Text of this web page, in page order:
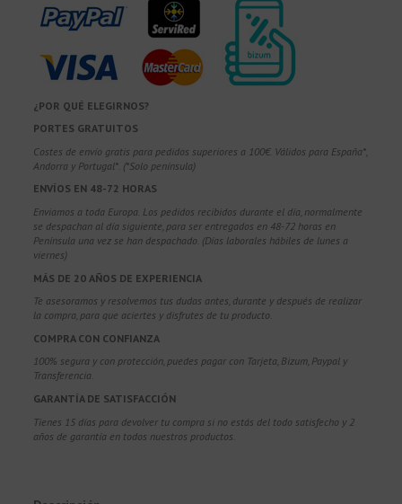
¿POR QUÉ ELEGIRNOS?
PORTES GRATUITOS
Costes de envío gratis para pedidos superiores a 100€. Válidos para España*,
Andorra y Portugal*. (*Solo península)
ENVÍOS EN 48-72 HORAS
Enviamos a toda Europa. Los pedidos recibidos durante el día, normalmente
se despachan al día siguiente, para ser entregados en 48-72 horas en
Península una vez se han despachado. (Días laborales hábiles de lunes a
viernes)
MÁS DE 20 AÑOS DE EXPERIENCIA
Te asesoramos y resolvemos tus dudas antes, durante y después de realizar
la compra, para que aciertes y disfrutes de tu producto.
COMPRA CON CONFIANZA
100% segura y con protección, puedes pagar con Tarjeta, Bizum, Paypal y
Transferencia.
GARANTÍA DE SATISFACCIÓN
Tienes 15 días para devolver tu compra si no estás del todo satisfecho y 2
años de garantía en todos nuestros productos.